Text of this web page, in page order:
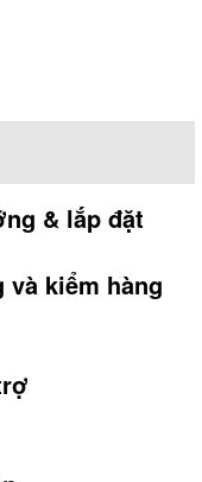
& lắp đặt
và kiểm hàng